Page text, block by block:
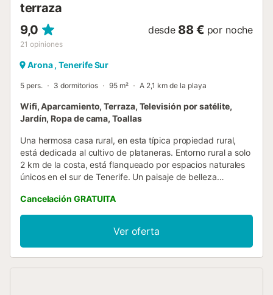
terraza
9,0
21 opiniones
desde 88 € por noche
Arona , Tenerife Sur
5 pers. 3 dormitorios 95 m² A 2,1 km de la playa
Wifi, Aparcamiento, Terraza, Televisión por satélite,
Jardín, Ropa de cama, Toallas
Una hermosa casa rural, en esta típica propiedad rural,
está dedicada al cultivo de plataneras. Entorno rural a solo
2 km de la costa, está flanqueado por espacios naturales
únicos en el sur de Tenerife. Un paisaje de belleza
cuenta actualmente con todas las comodidades
necesarias, conservando el encanto tradicional. Sus 95m²,
distribuidos en una moderna cocina, un amplio salón con
acceso a una espectacular terraza con jardín privado, que
cuenta con zona de estar, barbacoa (bajo pedido). Tres
Cancelación GRATUITA
Ver oferta